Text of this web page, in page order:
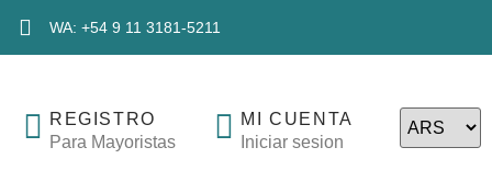
WA: +54 9 11 3181-5211
REGISTRO
Para Mayoristas
MI CUENTA
Iniciar sesion